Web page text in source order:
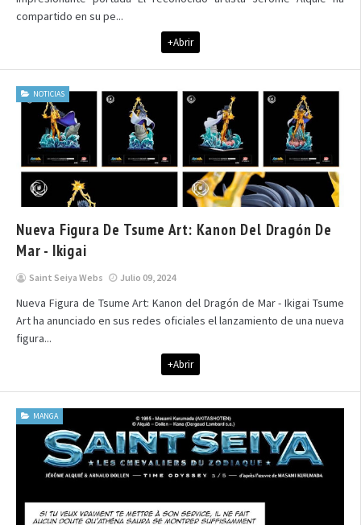
compartido en su pe...
+Abrir
NOTICIAS
Nueva Figura De Tsume Art: Kanon Del Dragón De
Mar - Ikigai
Saint Seiya Webs Julio 09, 2024
Nueva Figura de Tsume Art: Kanon del Dragón de Mar - Ikigai Tsume
Art ha anunciado en sus redes oficiales el lanzamiento de una nueva
figura...
+Abrir
MANGA